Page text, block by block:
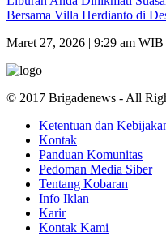
Bersama Villa Herdianto di
Maret 27, 2026 | 9:29 am WIB
© 2017 Brigadenews - All
Ketentuan dan
Kontak
Panduan Komunitas
Pedoman Media Siber
Tentang Kobaran
Info Iklan
Karir
Kontak Kami